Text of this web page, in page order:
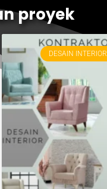
proyek
DESAIN INTERIOR